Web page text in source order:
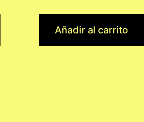
Añadir al carrito